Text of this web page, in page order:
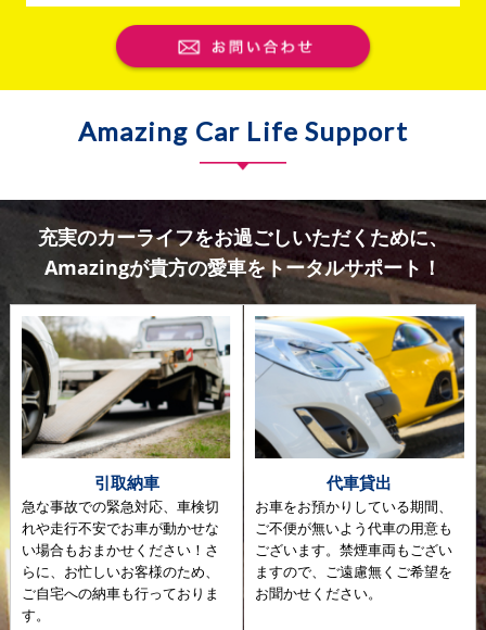
Amazing Car Life Support
充実のカーライフをお過ごしいただくために、
Amazingが貴方の愛車をトータルサポート！
引取納車
急な事故での緊急対応、車検切
れや走行不安でお車が動かせな
い場合もおまかせください！さ
らに、お忙しいお客様のため、
ご自宅への納車も行っておりま
す。
代車貸出
お車をお預かりしている期間、
ご不便が無いよう代車の用意も
ございます。禁煙車両もござい
ますので、ご遠慮無くご希望を
お聞かせください。